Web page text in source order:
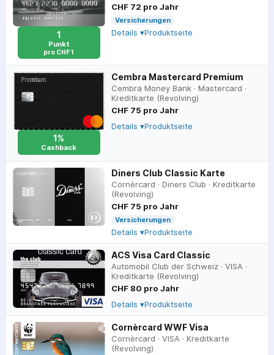
1
Punkt
pro CHF 1
CHF 72 pro Jahr
Versicherungen
Details ▾Produktseite
1%
Cashback
Cembra Mastercard Premium
Cembra Money Bank · Mastercard ·
Kreditkarte (Revolving)
CHF 75 pro Jahr
Details ▾Produktseite
Diners Club Classic Karte
Cornèrcard · Diners Club · Kreditkarte
(Revolving)
CHF 75 pro Jahr
Versicherungen
Details ▾Produktseite
ACS Visa Card Classic
Automobil Club der Schweiz · VISA ·
Kreditkarte (Revolving)
CHF 80 pro Jahr
Details ▾Produktseite
Cornèrcard WWF Visa
Cornèrcard · VISA · Kreditkarte
(Revolving)